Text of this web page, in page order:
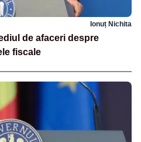
Ionuț Nichita
de afaceri despre
fiscale